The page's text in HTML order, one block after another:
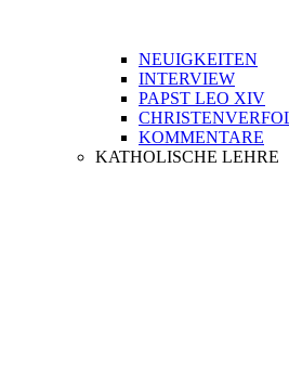
NEUIGKEITEN
INTERVIEW
PAPST LEO XIV
KOMMENTARE
KATHOLISCHE LEHRE